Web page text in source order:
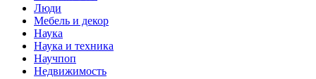
Люди
Мебель и декор
Наука
Наука и техника
Научпоп
Недвижимость